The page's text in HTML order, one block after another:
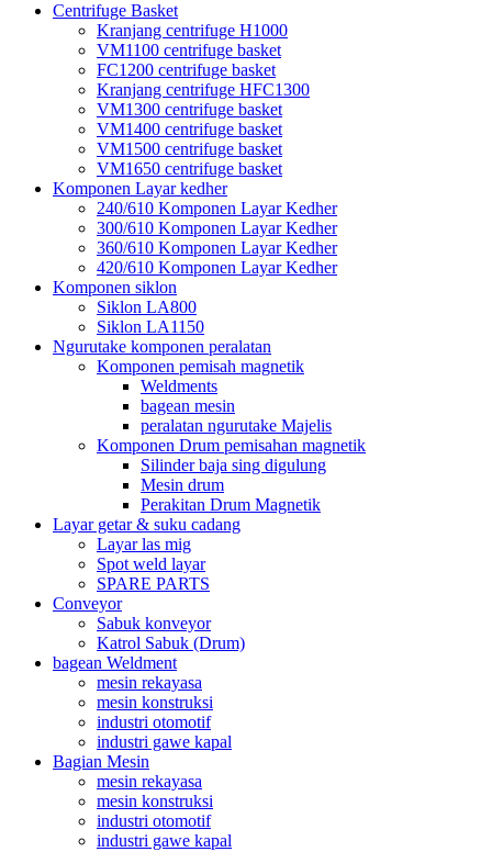
Centrifuge Basket
Kranjang centrifuge H1000
VM1100 centrifuge basket
FC1200 centrifuge basket
Kranjang centrifuge HFC1300
VM1300 centrifuge basket
VM1400 centrifuge basket
VM1500 centrifuge basket
VM1650 centrifuge basket
Komponen Layar kedher
240/610 Komponen Layar Kedher
300/610 Komponen Layar Kedher
360/610 Komponen Layar Kedher
420/610 Komponen Layar Kedher
Komponen siklon
Siklon LA800
Siklon LA1150
Ngurutake komponen peralatan
Komponen pemisah magnetik
Weldments
bagean mesin
peralatan ngurutake Majelis
Komponen Drum pemisahan magnetik
Silinder baja sing digulung
Mesin drum
Perakitan Drum Magnetik
Layar getar & suku cadang
Layar las mig
Spot weld layar
SPARE PARTS
Conveyor
Sabuk konveyor
Katrol Sabuk (Drum)
bagean Weldment
mesin rekayasa
mesin konstruksi
industri otomotif
industri gawe kapal
Bagian Mesin
mesin rekayasa
mesin konstruksi
industri otomotif
industri gawe kapal